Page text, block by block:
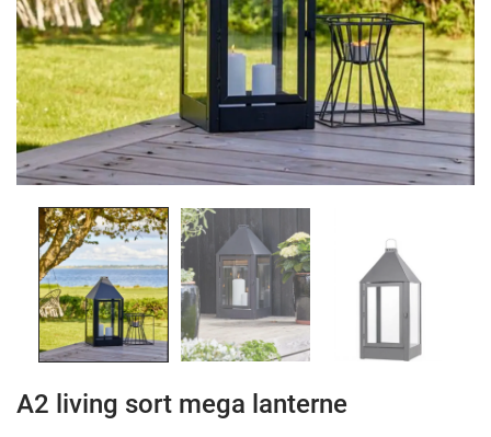
A2 living sort mega lanterne